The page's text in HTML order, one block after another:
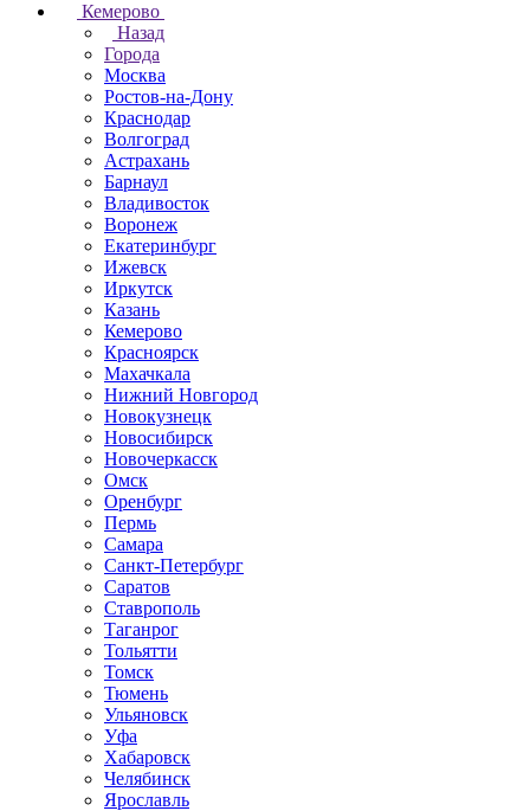
Кемерово
Назад
Города
Москва
Ростов-на-Дону
Краснодар
Волгоград
Астрахань
Барнаул
Владивосток
Воронеж
Екатеринбург
Ижевск
Иркутск
Казань
Кемерово
Красноярск
Махачкала
Нижний Новгород
Новокузнецк
Новосибирск
Новочеркаcск
Омск
Оренбург
Пермь
Самара
Санкт-Петербург
Саратов
Ставрополь
Таганрог
Тольятти
Томск
Тюмень
Ульяновск
Уфа
Хабаровск
Челябинск
Ярославль